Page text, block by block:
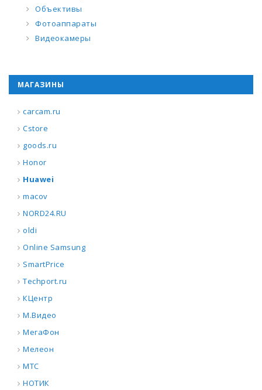
Объективы
Фотоаппараты
Видеокамеры
МАГАЗИНЫ
carcam.ru
Cstore
goods.ru
Honor
Huawei
macov
NORD24.RU
oldi
Online Samsung
SmartPrice
Techport.ru
КЦентр
М.Видео
МегаФон
Мелеон
МТС
НОТИК